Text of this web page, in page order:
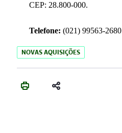
CEP: 28.800-000.
Telefone: (021) 99563-2680
NOVAS AQUISIÇÕES